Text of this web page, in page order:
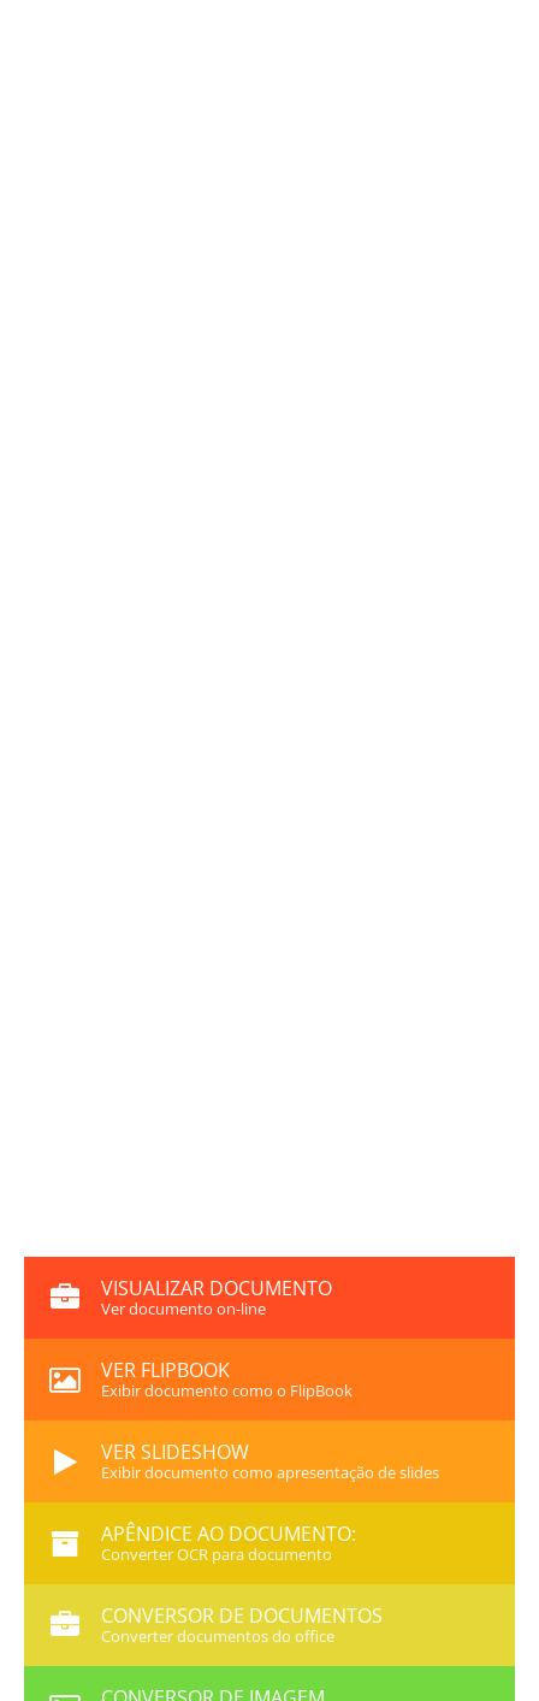
VISUALIZAR DOCUMENTO
Ver documento on-line
VER FLIPBOOK
Exibir documento como o FlipBook
VER SLIDESHOW
Exibir documento como apresentação de slides
APÊNDICE AO DOCUMENTO:
Converter OCR para documento
CONVERSOR DE DOCUMENTOS
Converter documentos do office